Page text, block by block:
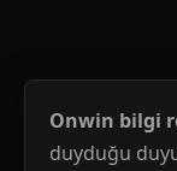
Onwin bilgi
duyduğu